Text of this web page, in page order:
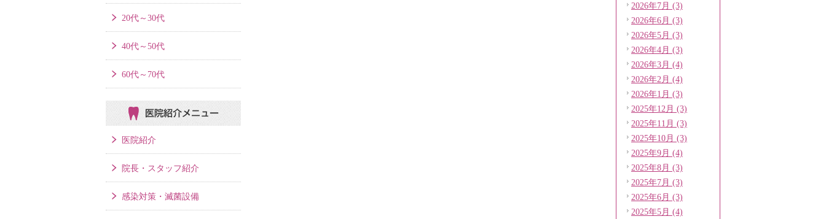
2026年7月 (3)
2026年6月 (3)
2026年5月 (3)
2026年4月 (3)
2026年3月 (4)
2026年2月 (4)
2026年1月 (3)
2025年12月 (3)
2025年11月 (3)
2025年10月 (3)
2025年9月 (4)
2025年8月 (3)
2025年7月 (3)
2025年6月 (3)
2025年5月 (4)
20代～30代
40代～50代
60代～70代
医院紹介メニュー
医院紹介
院長・スタッフ紹介
感染対策・滅菌設備